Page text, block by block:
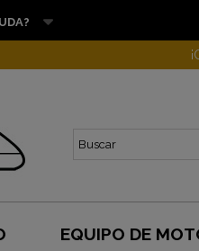
EQUIPO DE